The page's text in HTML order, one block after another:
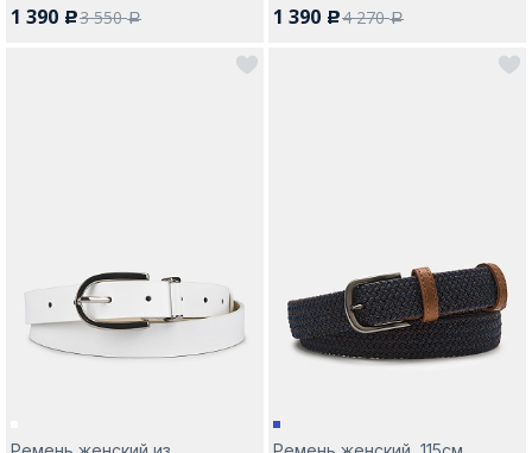
1 390 c3 550a 1 390 c4 270a